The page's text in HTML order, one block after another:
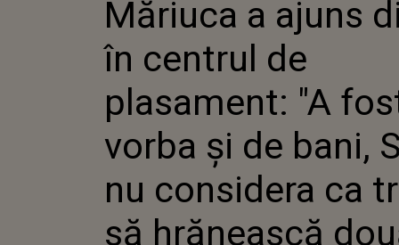
GURI
Măriuca a ajuns
în centrul de
plasament: "A
vorba și de bani,
nu considera ca
să hrănească